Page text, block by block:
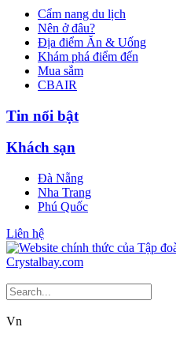
Cẩm nang du lịch
Nên ở đâu?
Địa điểm Ăn & Uống
Khám phá điểm đến
Mua sắm
CBAIR
Tin nổi bật
Khách sạn
Đà Nẵng
Nha Trang
Phú Quốc
Liên hệ
Vn